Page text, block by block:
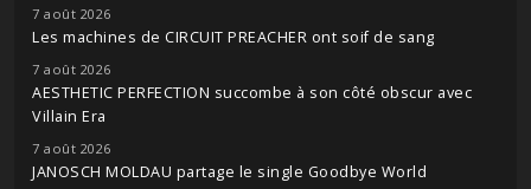
7 août 2026
Les machines de CIRCUIT PREACHER ont soif de sang
7 août 2026
AESTHETIC PERFECTION succombe à son côté obscur avec
Villain Era
7 août 2026
JANOSCH MOLDAU partage le single Goodbye World